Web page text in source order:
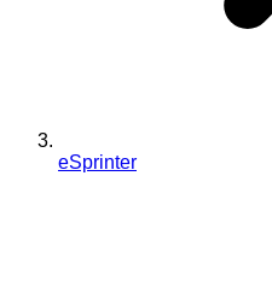
eSprinter